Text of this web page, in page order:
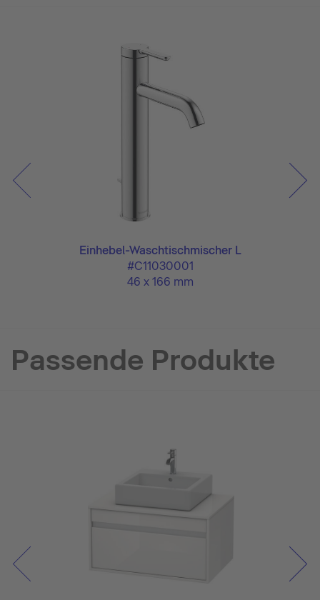
Einhebel-Waschtischmischer L
#C11030001
46 x 166 mm
Passende Produkte